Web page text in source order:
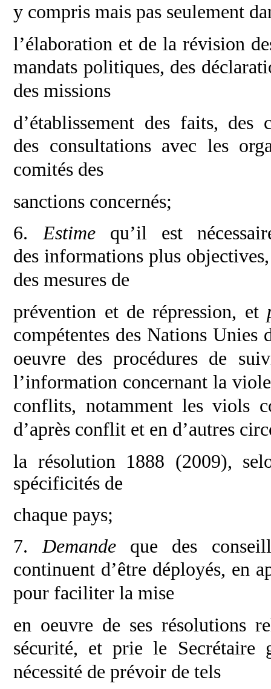
y compris mais pas seulement
l’élaboration et de la révision
mandats politiques, des
des missions
d’établissement des faits, des
des consultations avec les
comités des
sanctions concernés;
6. Estime qu’il est
des informations plus
des mesures de
prévention et de répression, et
compétentes des Nations Unies
oeuvre des procédures de
l’information concernant la
conflits, notamment les viols
d’après conflit et en d’autres
la résolution 1888 (2009),
spécificités de
chaque pays;
7. Demande que des
continuent d’être déployés, en
pour faciliter la mise
en oeuvre de ses résolutions
sécurité, et prie le Secrétaire
nécessité de prévoir de tels